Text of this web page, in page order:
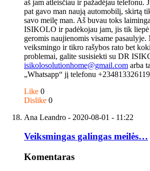
aš jam atleisčiau ir pažadėjau telefonu.
pat gavo man naują automobilį, skirtą
savo meilę man. Aš buvau toks
ISIKOLO ir padėkojau jam, jis tik liepė
geromis naujienomis visame
veiksmingo ir tikro rašybos rato bet
problemai, galite susisiekti su DR
isikolosolutionhome@gmail.com arba
„Whatsapp“ jį telefonu
Like 0
Dislike 0
Ana Leandro - 2020-08-01 - 11:22
Veiksmingas galingas meilės…
Komentaras